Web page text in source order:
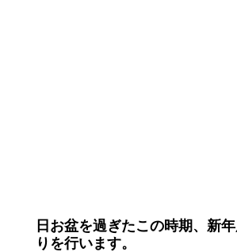
日お盆を過ぎたこの時期、新
りを行います。